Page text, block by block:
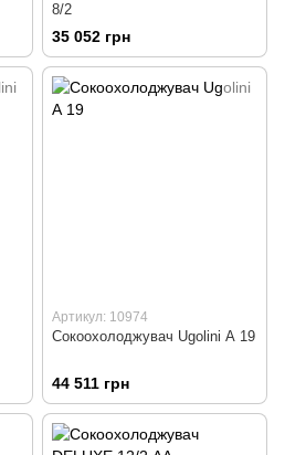
8/2
35 052 грн
Артикул: 10974
Сокоохолоджувач Ugolini А 19
44 511 грн